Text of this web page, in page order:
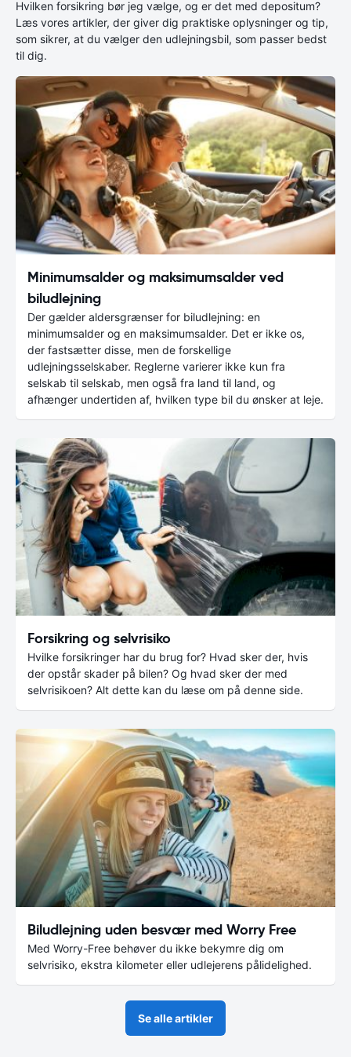
Hvilken forsikring bør jeg vælge, og er det med depositum?
Læs vores artikler, der giver dig praktiske oplysninger og tip,
som sikrer, at du vælger den udlejningsbil, som passer bedst
til dig.
Minimumsalder og maksimumsalder ved
biludlejning
Der gælder aldersgrænser for biludlejning: en
minimumsalder og en maksimumsalder. Det er ikke os,
der fastsætter disse, men de forskellige
udlejningsselskaber. Reglerne varierer ikke kun fra
selskab til selskab, men også fra land til land, og
afhænger undertiden af, hvilken type bil du ønsker at leje.
Forsikring og selvrisiko
Hvilke forsikringer har du brug for? Hvad sker der, hvis
der opstår skader på bilen? Og hvad sker der med
selvrisikoen? Alt dette kan du læse om på denne side.
Biludlejning uden besvær med Worry Free
Med Worry-Free behøver du ikke bekymre dig om
selvrisiko, ekstra kilometer eller udlejerens pålidelighed.
Se alle artikler